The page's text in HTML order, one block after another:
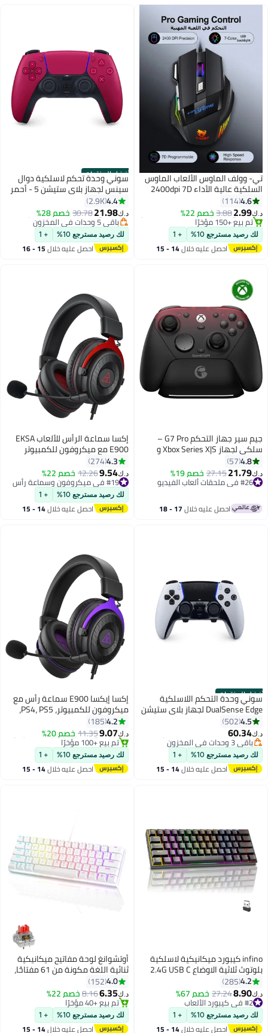
تي- وولف الماوس الألعاب الماوس
السلكية عالية الأداء 2400dpi 7D
الماوس الألعاب السلكية ، مجهزة
مناسبة للاعبين وأجهزة الكمبيوتر
المحمولة ، الماوس عالية الأداء
4.6
114
د.ك‏2.99
3.88خصم 22% #2 في ماوس الألعاب لألعاب الفيديو
تم بيع +150 مؤخرًا
#2 في ماوس الألعاب لألعاب الفيديو
لك رصيد مسترجع 10% + 1
احصل عليه خلال 14 - 15
أفضل المنتجات
سوني وحدة تحكم لاسلكية دوال
سينس لجهاز بلاي ستيشن 5 - أحمر
كوزميك
4.4
2.9K
د.ك‏21.98
30.78خصم 28% #9 في ملحقات ألعاب الفيديو
باقي 5 وحدات في المخزون
#9 في ملحقات ألعاب الفيديو
لك رصيد مسترجع 10% + 1
احصل عليه خلال 15 - 16
جيم سير جهاز التحكم G7 Pro –
سلكي لجهاز Xbox Series X|S و
Xbox One، لاسلكي للكمبيوتر و
Android، مع عصي TMR، زنبركات
مدخل صوت 3.5mm وقاعدة شحن
(ثلاثية الوضع)
4.8
57
د.ك‏21.79
27.15خصم 19% #26 في ملحقات ألعاب الفيديو
أقل سعر في السنة
#26 في ملحقات ألعاب الفيديو احصل عليه خلال 17 - 18
إكسا سماعة الرأس للألعاب EKSA
E900 مع ميكروفون للكمبيوتر
سماعات ألعاب فوق الأذن مع
ميكروفون قابل للفصل لإلغاء
الضوضاء، صوت محيطي ثلاثي
الأبعاد، سماعة سلكية للألعاب،
الكمبيوتر، اللابتوب، مقبس 3.5 ملم
4.3
274
د.ك‏9.54
12.26خصم 22%
#19 في ميكروفون وسماعة رأس
#19 في ميكروفون وسماعة رأس
لك رصيد مسترجع 10% + 1
احصل عليه خلال 14 - 15
أفضل المنتجات
سوني وحدة التحكم اللاسلكية
DualSense Edge لجهاز بلاي ستيشن
5 - أبيض/أسود 4.5
502
د.ك‏60.34
#8 في ملحقات ألعاب الفيديو
باقي 3 وحدات في المخزون
#8 في ملحقات ألعاب الفيديو
لك رصيد مسترجع 10% + 1
احصل عليه خلال 14 - 15
إكسا إيكسا E900 سماعة رأس مع
ميكروفون للكمبيوتر، PS4، PS5،
إكس بوكس - ميكروفون قابل
للإزالة لإلغاء الضوضاء، صوت
محيطي ثلاثي الأبعاد، سماعة
سلكية للألعاب، الكمبيوتر، اللابتوب،
مقبس 3.5 مم
4.2
185
د.ك‏9.07
11.35خصم 20% #20 في ميكروفون وسماعة رأس
تم بيع +100 مؤخرًا
#20 في ميكروفون وسماعة رأس
لك رصيد مسترجع 10% + 1
احصل عليه خلال 14 - 15
infino كيبورد ميكانيكية لاسلكية
بلوتوث ثلاثية الاوضاع 2.4G USB C
تدعم منصات متعددة ويندوز ماك
لينكس تابلت قابلة لاعادة الشحن
ومفتاح بني من انفينو®
4.2
285
د.ك‏8.90
27.24خصم 67% #2 في كيبورد الألعاب
أقل سعر في 30 يوم
تم بيع +70 مؤخرًا
#2 في كيبورد الألعاب
لك رصيد مسترجع 10% + 1
احصل عليه خلال 14 - 15
أوتشوانغ لوحة مفاتيح ميكانيكية
ثنائية اللغة مكونة من 61 مفتاحًا،
كيبورد قيمنق سويتش أحمر هجينة
خفيفة الوزن سلكية صغيرة الحجم
لأجهزة الكمبيوتر الشخصية وأجهزة
Mac ولوحة مفاتيح ألعاب إلكترونية
محمولة - باللون الأبيض كيبورد
4.0
152
د.ك‏6.35
8.16خصم 22% #3 في كيبورد الألعاب
تم بيع +40 مؤخرًا
#3 في كيبورد الألعاب
لك رصيد مسترجع 10% + 1
احصل عليه خلال 14 - 15